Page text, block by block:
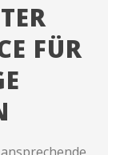
FÜR